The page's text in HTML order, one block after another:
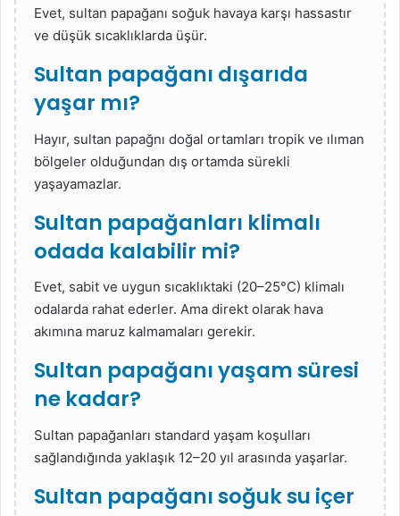
Evet, sultan papağanı soğuk havaya karşı hassastır
ve düşük sıcaklıklarda üşür.
Sultan papağanı dışarıda
yaşar mı?
Hayır, sultan papağnı doğal ortamları tropik ve ılıman
bölgeler olduğundan dış ortamda sürekli
yaşayamazlar.
Sultan papağanları klimalı
odada kalabilir mi?
Evet, sabit ve uygun sıcaklıktaki (20–25°C) klimalı
odalarda rahat ederler. Ama direkt olarak hava
akımına maruz kalmamaları gerekir.
Sultan papağanı yaşam süresi
ne kadar?
Sultan papağanları standard yaşam koşulları
sağlandığında yaklaşık 12–20 yıl arasında yaşarlar.
Sultan papağanı soğuk su içer